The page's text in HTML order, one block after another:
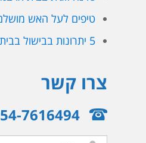
טיפים לעל האש
5 יתרונות בבישול בבית
צרו קשר